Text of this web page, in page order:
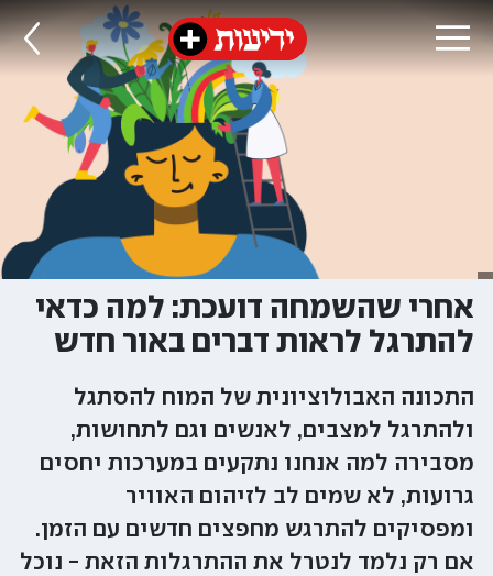
אחרי שהשמחה דועכת: למה כדאי
להתרגל לראות דברים באור חדש
התכונה האבולוציונית של המוח להסתגל
ולהתרגל למצבים, לאנשים וגם לתחושות,
מסבירה למה אנחנו נתקעים במערכות יחסים
גרועות, לא שמים לב לזיהום האוויר
ומפסיקים להתרגש מחפצים חדשים עם הזמן.
אם רק נלמד לנטרל את ההתרגלות הזאת - נוכל